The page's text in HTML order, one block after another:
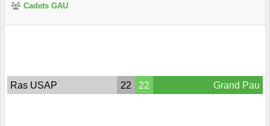
Cadets GAU
Ras USAP 22 22 Grand Pau